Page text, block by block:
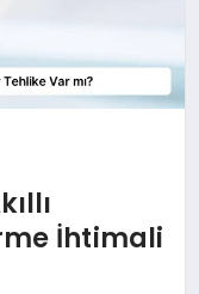
İhtimali